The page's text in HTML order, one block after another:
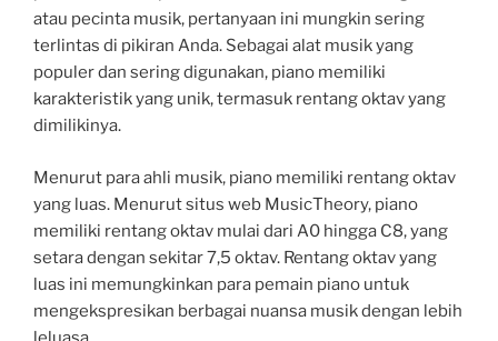
atau pecinta musik, pertanyaan ini mungkin sering
terlintas di pikiran Anda. Sebagai alat musik yang
populer dan sering digunakan, piano memiliki
karakteristik yang unik, termasuk rentang oktav yang
dimilikinya.
Menurut para ahli musik, piano memiliki rentang oktav
yang luas. Menurut situs web MusicTheory, piano
memiliki rentang oktav mulai dari A0 hingga C8, yang
setara dengan sekitar 7,5 oktav. Rentang oktav yang
luas ini memungkinkan para pemain piano untuk
mengekspresikan berbagai nuansa musik dengan lebih